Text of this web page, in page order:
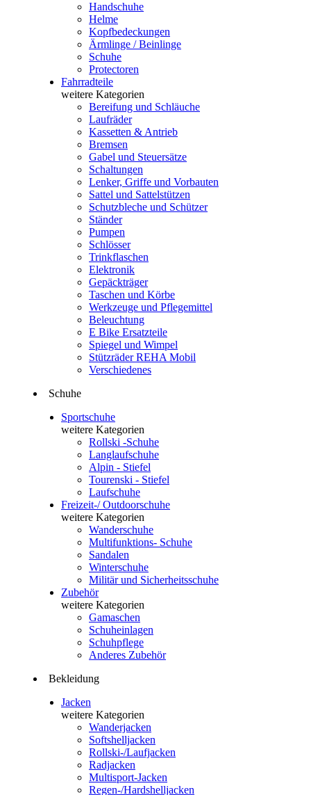
Handschuhe
Helme
Kopfbedeckungen
Ärmlinge / Beinlinge
Schuhe
Protectoren
Fahrradteile
weitere Kategorien
Bereifung und Schläuche
Laufräder
Kassetten & Antrieb
Bremsen
Gabel und Steuersätze
Schaltungen
Lenker, Griffe und Vorbauten
Sattel und Sattelstützen
Schutzbleche und Schützer
Ständer
Pumpen
Schlösser
Trinkflaschen
Elektronik
Gepäckträger
Taschen und Körbe
Werkzeuge und Pflegemittel
Beleuchtung
E Bike Ersatzteile
Spiegel und Wimpel
Stützräder REHA Mobil
Verschiedenes
Schuhe
Sportschuhe
weitere Kategorien
Rollski -Schuhe
Langlaufschuhe
Alpin - Stiefel
Tourenski - Stiefel
Laufschuhe
Freizeit-/ Outdoorschuhe
weitere Kategorien
Wanderschuhe
Multifunktions- Schuhe
Sandalen
Winterschuhe
Militär und Sicherheitsschuhe
Zubehör
weitere Kategorien
Gamaschen
Schuheinlagen
Schuhpflege
Anderes Zubehör
Bekleidung
Jacken
weitere Kategorien
Wanderjacken
Softshelljacken
Rollski-/Laufjacken
Radjacken
Multisport-Jacken
Regen-/Hardshelljacken